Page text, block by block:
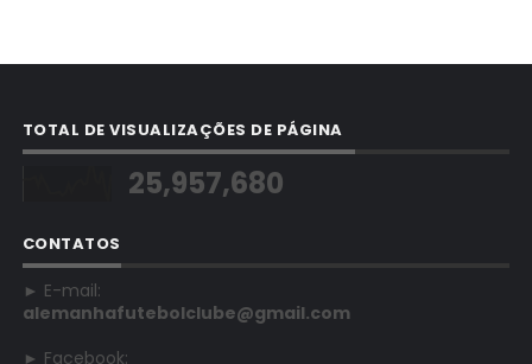
TOTAL DE VISUALIZAÇÕES DE PÁGINA
25,957,680
CONTATOS
► E-mail:
alemanhafutebolclube@gmail.com
► Facebook: